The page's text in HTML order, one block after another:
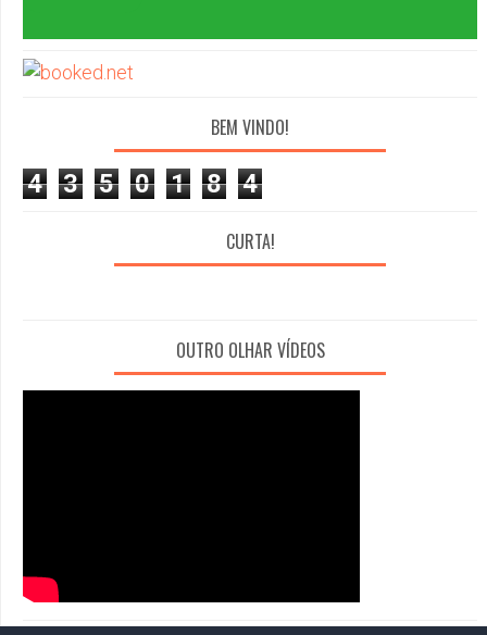
BEM VINDO!
4 3 5 0 1 8 4
CURTA!
OUTRO OLHAR VÍDEOS